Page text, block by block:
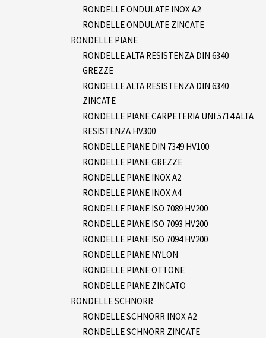
RONDELLE ONDULATE INOX A2
RONDELLE ONDULATE ZINCATE
RONDELLE PIANE
RONDELLE ALTA RESISTENZA DIN 6340
GREZZE
RONDELLE ALTA RESISTENZA DIN 6340
ZINCATE
RONDELLE PIANE CARPETERIA UNI 5714 ALTA
RESISTENZA HV300
RONDELLE PIANE DIN 7349 HV100
RONDELLE PIANE GREZZE
RONDELLE PIANE INOX A2
RONDELLE PIANE INOX A4
RONDELLE PIANE ISO 7089 HV200
RONDELLE PIANE ISO 7093 HV200
RONDELLE PIANE ISO 7094 HV200
RONDELLE PIANE NYLON
RONDELLE PIANE OTTONE
RONDELLE PIANE ZINCATO
RONDELLE SCHNORR
RONDELLE SCHNORR INOX A2
RONDELLE SCHNORR ZINCATE